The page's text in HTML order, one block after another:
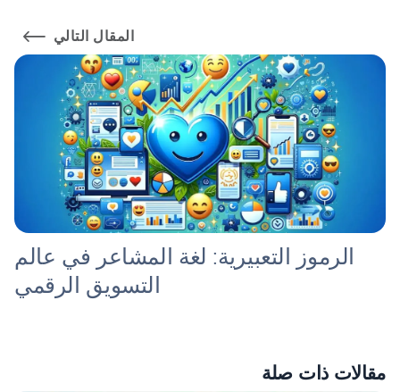
المقال التالي
الرموز التعبيرية: لغة المشاعر في عالم
التسويق الرقمي
مقالات ذات صلة